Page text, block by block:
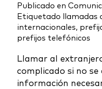
Publicado en
Etiquetado
llamadas
internacionales,
prefijos telefónicos
Llamar al
complicado si no
información